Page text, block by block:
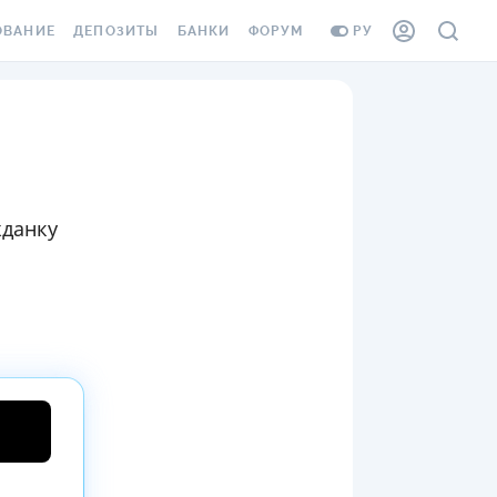
РУ
СОТРУДНИКОВ
ОТ
СЛУЧАЕВ
ДЕПОЗИТЫ
ПУТЕВОДИТЕЛИ ПО
БАНКИ ФОРУМ